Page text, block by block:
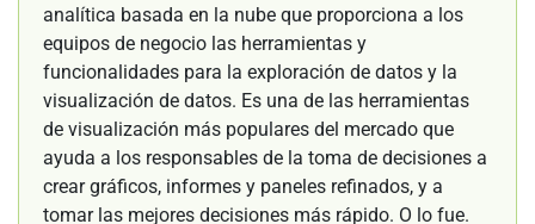
analítica basada en la nube que proporciona a los
equipos de negocio las herramientas y
funcionalidades para la exploración de datos y la
visualización de datos. Es una de las herramientas
de visualización más populares del mercado que
ayuda a los responsables de la toma de decisiones a
crear gráficos, informes y paneles refinados, y a
tomar las mejores decisiones más rápido. O lo fue.